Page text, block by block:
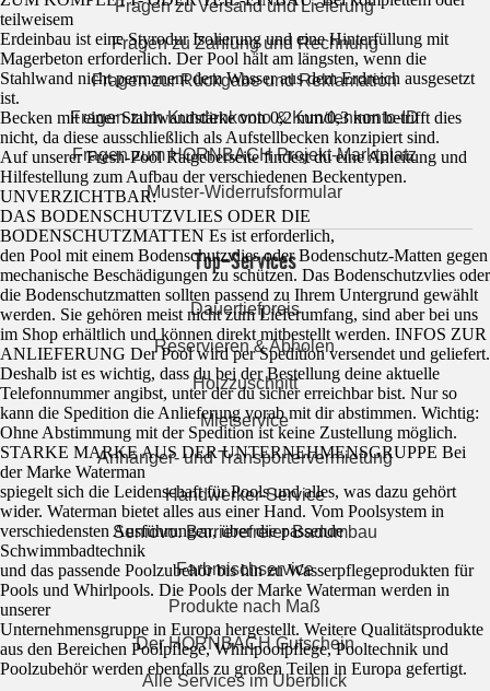
teilweisem
Erdeinbau ist eine Styrodur Isolierung und eine Hinterfüllung mit
Magerbeton erforderlich. Der Pool hält am längsten, wenn die
Stahlwand nicht permanent dem Wasser aus dem Erdreich ausgesetzt
ist.
Becken mit einer Stahlwandstärke von 0,2 mm/0,3 mm betrifft dies
nicht, da diese ausschließlich als Aufstellbecken konzipiert sind.
Auf unserer Fresh-Pool Ratgeberseite findest du eine Anleitung und
Hilfestellung zum Aufbau der verschiedenen Beckentypen.
UNVERZICHTBAR:
DAS BODENSCHUTZVLIES ODER DIE
BODENSCHUTZMATTEN Es ist erforderlich,
den Pool mit einem Bodenschutzvlies oder Bodenschutz-Matten gegen
mechanische Beschädigungen zu schützen. Das Bodenschutzvlies oder
die Bodenschutzmatten sollten passend zu Ihrem Untergrund gewählt
werden. Sie gehören meist nicht zum Lieferumfang, sind aber bei uns
im Shop erhältlich und können direkt mitbestellt werden. INFOS ZUR
ANLIEFERUNG Der Pool wird per Spedition versendet und geliefert.
Deshalb ist es wichtig, dass du bei der Bestellung deine aktuelle
Telefonnummer angibst, unter der du sicher erreichbar bist. Nur so
kann die Spedition die Anlieferung vorab mit dir abstimmen. Wichtig:
Ohne Abstimmung mit der Spedition ist keine Zustellung möglich.
STARKE MARKE AUS DER UNTERNEHMENSGRUPPE Bei
der Marke Waterman
spiegelt sich die Leidenschaft für Pools und alles, was dazu gehört
wider. Waterman bietet alles aus einer Hand. Vom Poolsystem in
verschiedensten Ausführungen, über die passende
Schwimmbadtechnik
und das passende Poolzubehör bis hin zu Wasserpflegeprodukten für
Pools und Whirlpools. Die Pools der Marke Waterman werden in
unserer
Unternehmensgruppe in Europa hergestellt. Weitere Qualitätsprodukte
aus den Bereichen Poolpflege, Whirlpoolpflege, Pooltechnik und
Poolzubehör werden ebenfalls zu großen Teilen in Europa gefertigt.
Fragen zu Versand und Lieferung
Fragen zu Zahlung und Rechnung
Fragen zur Rückgabe und Reklamation
Fragen zum Kundenkonto & Kundenkonto-ID
Fragen zum HORNBACH Projekt-Marktplatz
Muster-Widerrufsformular
Top-Services
Dauertiefpreis
Reservieren & Abholen
Holzzuschnitt
Mietservice
Anhänger- und Transportervermietung
Handwerker-Service
Seniovo: Barrierefreier Badumbau
Farbmischservice
Produkte nach Maß
Der HORNBACH Gutschein
Alle Services im Überblick